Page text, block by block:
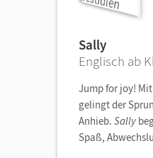
Sally
Englisch ab
Jump for joy!
gelingt der
Anhieb. Sally
Spaß,